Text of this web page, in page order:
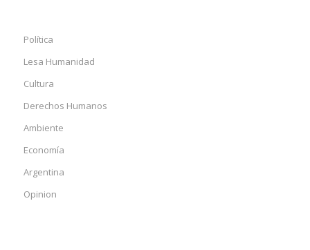
Política
Lesa Humanidad
Cultura
Derechos Humanos
Ambiente
Economía
Argentina
Opinion